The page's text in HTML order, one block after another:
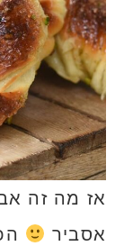
אז מה זה
אסביר